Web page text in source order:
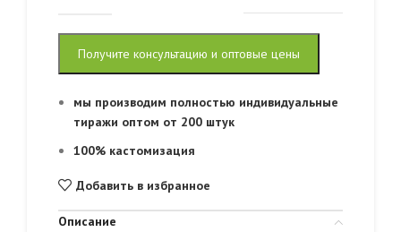
Получите консультацию и оптовые цены
мы производим полностью индивидуальные
тиражи оптом от 200 штук
100% кастомизация
Добавить в избранное
Описание